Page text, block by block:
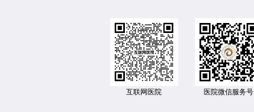
互联网医院 医院微信服务号